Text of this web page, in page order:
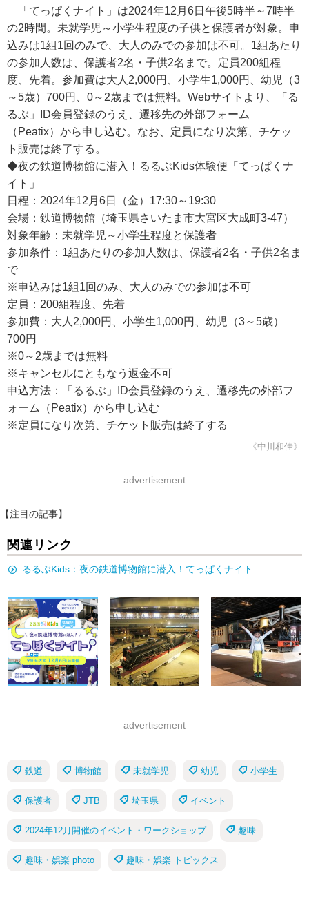
「てっぱくナイト」は2024年12月6日午後5時半～7時半
の2時間。未就学児～小学生程度の子供と保護者が対象。申
込みは1組1回のみで、大人のみでの参加は不可。1組あたり
の参加人数は、保護者2名・子供2名まで。定員200組程
度、先着。参加費は大人2,000円、小学生1,000円、幼児（3
～5歳）700円、0～2歳までは無料。Webサイトより、「る
るぶ」ID会員登録のうえ、遷移先の外部フォーム
（Peatix）から申し込む。なお、定員になり次第、チケッ
ト販売は終了する。
◆夜の鉄道博物館に潜入！るるぶKids体験便「てっぱくナ
イト」
日程：2024年12月6日（金）17:30～19:30
会場：鉄道博物館（埼玉県さいたま市大宮区大成町3-47）
対象年齢：未就学児～小学生程度と保護者
参加条件：1組あたりの参加人数は、保護者2名・子供2名ま
で
※申込みは1組1回のみ、大人のみでの参加は不可
定員：200組程度、先着
参加費：大人2,000円、小学生1,000円、幼児（3～5歳）
700円
※0～2歳までは無料
※キャンセルにともなう返金不可
申込方法：「るるぶ」ID会員登録のうえ、遷移先の外部フ
ォーム（Peatix）から申し込む
※定員になり次第、チケット販売は終了する
《中川和佳》
advertisement
【注目の記事】
関連リンク
るるぶKids：夜の鉄道博物館に潜入！てっぱくナイト
advertisement
鉄道 博物館 未就学児 幼児 小学生
保護者 JTB 埼玉県 イベント
2024年12月開催のイベント・ワークショップ 趣味
趣味・娯楽 photo 趣味・娯楽 トピックス